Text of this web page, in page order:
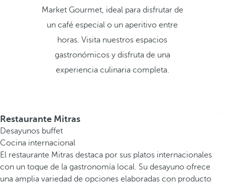
Market Gourmet, ideal para disfrutar de
un café especial o un aperitivo entre
horas. Visita nuestros espacios
gastronómicos y disfruta de una
experiencia culinaria completa.
Restaurante Mitras
Desayunos buffet
Cocina internacional
El restaurante Mitras destaca por sus platos internacionales
con un toque de la gastronomía local. Su desayuno ofrece
una amplia variedad de opciones elaboradas con producto